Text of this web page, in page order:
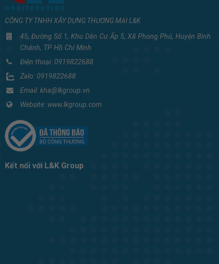
CÔNG TY TNHH XÂY DỰNG THƯƠNG MẠI L&K
45, Đường Số 1, Khu Dân Cư Ấp 5, Xã Phong Phú, Huyện Bình
Chánh, TP Hồ Chí Minh
Điện thoại: 0919822688
Zalo: 0919822688
Email: kha@lkgroup.vn
Website: www.lkgroup.com
Kết nối với L&K Group